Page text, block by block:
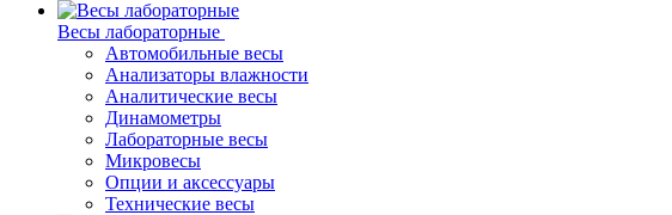
Весы лабораторные
Автомобильные весы
Анализаторы влажности
Аналитические весы
Динамометры
Лабораторные весы
Микровесы
Опции и аксессуары
Технические весы